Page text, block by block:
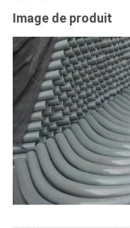
Image de produit